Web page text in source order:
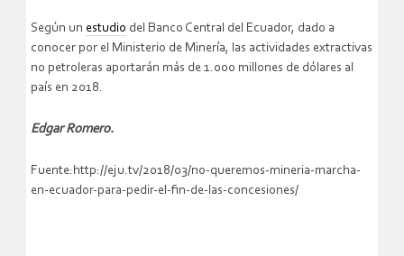
Según un estudio del Banco Central del Ecuador, dado a
conocer por el Ministerio de Minería, las actividades extractivas
no petroleras aportarán más de 1.000 millones de dólares al
país en 2018.
Edgar Romero.
Fuente:http://eju.tv/2018/03/no-queremos-mineria-marcha-
en-ecuador-para-pedir-el-fin-de-las-concesiones/